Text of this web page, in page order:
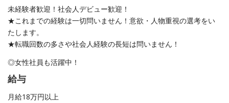
未経験者歓迎！社会人デビュー歓迎！
★これまでの経験は一切問いません！意欲・人物重視の選考をい
たします。
★転職回数の多さや社会人経験の長短は問いません！
◎女性社員も活躍中！
給与
月給18万円以上